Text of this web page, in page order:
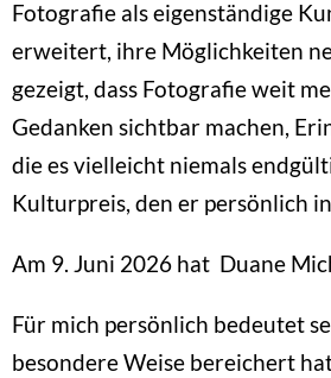
Fotografie als eigenständige
erweitert, ihre Möglichkeiten
gezeigt, dass Fotografie weit
Gedanken sichtbar machen,
die es vielleicht niemals
Kulturpreis, den er persönlich
Am 9. Juni 2026 hat Duane
Für mich persönlich bedeutet
besondere Weise bereichert